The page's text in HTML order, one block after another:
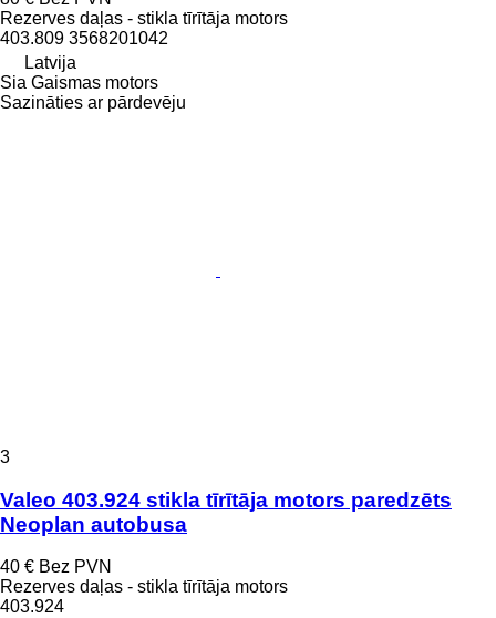
Rezerves daļas - stikla tīrītāja motors
403.809 3568201042
Latvija
Sia Gaismas motors
Sazināties ar pārdevēju
3
Valeo 403.924 stikla tīrītāja motors paredzēts
Neoplan autobusa
40 € Bez PVN
Rezerves daļas - stikla tīrītāja motors
403.924